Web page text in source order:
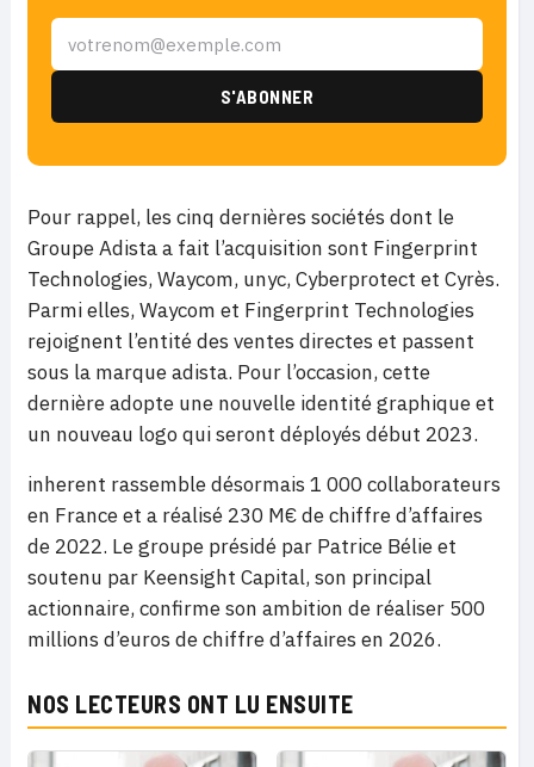
Pour rappel, les cinq dernières sociétés dont le
Groupe Adista a fait l’acquisition sont Fingerprint
Technologies, Waycom, unyc, Cyberprotect et Cyrès.
Parmi elles, Waycom et Fingerprint Technologies
rejoignent l’entité des ventes directes et passent
sous la marque adista. Pour l’occasion, cette
dernière adopte une nouvelle identité graphique et
un nouveau logo qui seront déployés début 2023.
inherent rassemble désormais 1 000 collaborateurs
en France et a réalisé 230 M€ de chiffre d’affaires
de 2022. Le groupe présidé par Patrice Bélie et
soutenu par Keensight Capital, son principal
actionnaire, confirme son ambition de réaliser 500
millions d’euros de chiffre d’affaires en 2026.
NOS LECTEURS ONT LU ENSUITE